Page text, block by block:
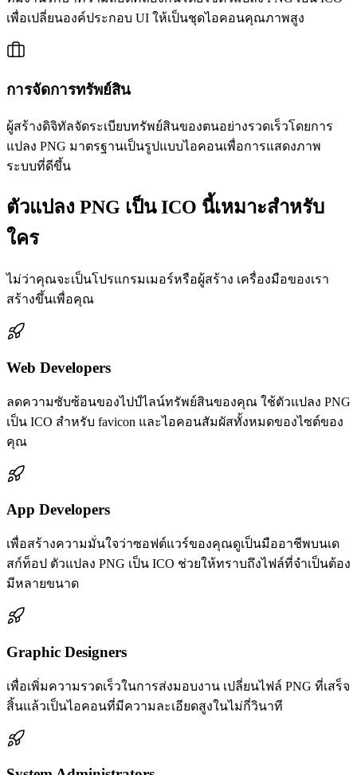
เพื่อเปลี่ยนองค์ประกอบ UI ให้เป็นชุดไอคอนคุณภาพสูง
การจัดการทรัพย์สิน
ผู้สร้างดิจิทัลจัดระเบียบทรัพย์สินของตนอย่างรวดเร็วโดยการ
แปลง PNG มาตรฐานเป็นรูปแบบไอคอนเพื่อการแสดงภาพ
ระบบที่ดีขึ้น
ตัวแปลง PNG เป็น ICO นี้เหมาะสำหรับ
ใคร
ไม่ว่าคุณจะเป็นโปรแกรมเมอร์หรือผู้สร้าง เครื่องมือของเรา
สร้างขึ้นเพื่อคุณ
Web Developers
ลดความซับซ้อนของไปป์ไลน์ทรัพย์สินของคุณ ใช้ตัวแปลง PNG
เป็น ICO สำหรับ favicon และไอคอนสัมผัสทั้งหมดของไซต์ของ
คุณ
App Developers
เพื่อสร้างความมั่นใจว่าซอฟต์แวร์ของคุณดูเป็นมืออาชีพบนเด
สก์ท็อป ตัวแปลง PNG เป็น ICO ช่วยให้ทราบถึงไฟล์ที่จำเป็นต้อง
มีหลายขนาด
Graphic Designers
เพื่อเพิ่มความรวดเร็วในการส่งมอบงาน เปลี่ยนไฟล์ PNG ที่เสร็จ
สิ้นแล้วเป็นไอคอนที่มีความละเอียดสูงในไม่กี่วินาที